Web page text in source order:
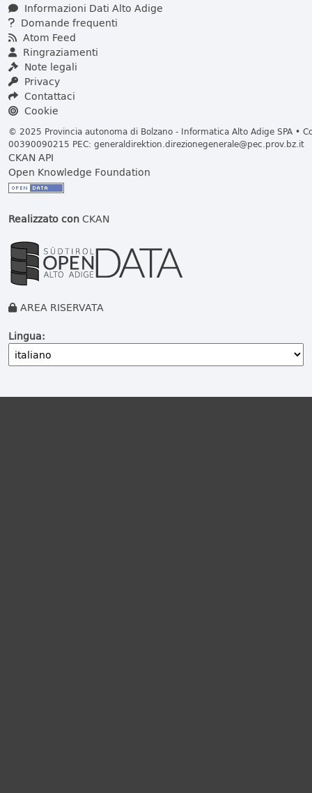
Informazioni Dati Alto Adige
Domande frequenti
Atom Feed
Ringraziamenti
Note legali
Privacy
Contattaci
Cookie
© 2025 Provincia autonoma di Bolzano - Informatica Alto Adige SPA •
00390090215 PEC: generaldirektion.direzionegenerale@pec.prov.bz.it
CKAN API
Open Knowledge Foundation
Realizzato conCKAN
AREA RISERVATA
Lingua